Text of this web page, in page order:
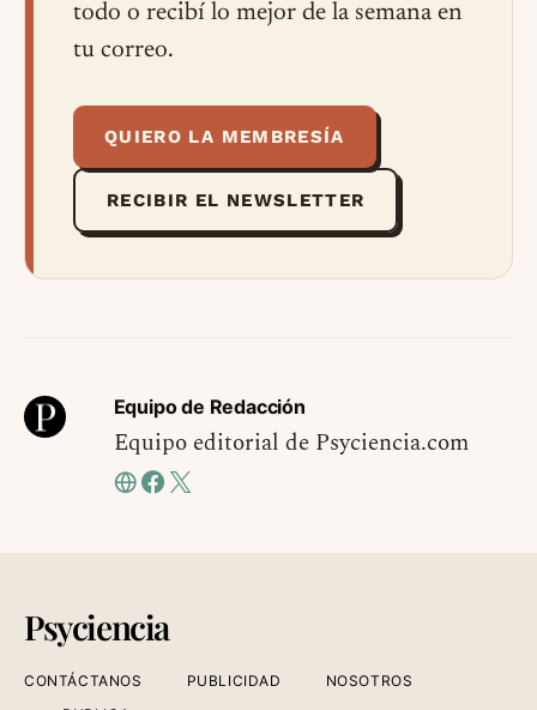
todo o recibí lo mejor de la semana en
tu correo.
QUIERO LA MEMBRESÍA
RECIBIR EL NEWSLETTER
Equipo de Redacción
Equipo editorial de Psyciencia.com
Psyciencia
CONTÁCTANOS PUBLICIDAD
NOSOTROS